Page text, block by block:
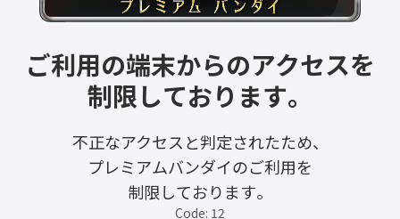
ご利用の端末からのアクセスを
制限しております。
不正なアクセスと判定されたため、
プレミアムバンダイのご利用を
制限しております。
Code: 12